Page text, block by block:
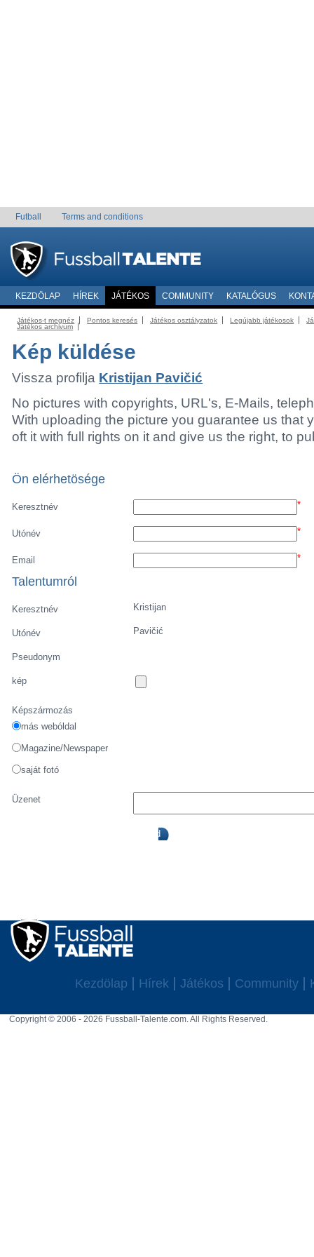
Futball Terms and conditions
KEZDÖLAP HÍREK JÁTÉKOS COMMUNITY KATALÓGUS
Játékos-t megnéz Pontos keresés Játékos osztályzatok Legújabb játékosok
Játékos archivum
Kép küldése
Vissza profilja Kristijan Pavičić
No pictures with copyrights, URL's, E-Mails,
With uploading the picture you guarantee us that
oft it with full rights on it and give us the right, to
Ön elérhetösége
Keresztnév *
Utónév *
Email *
Talentumról
Keresztnév Kristijan
Utónév Pavičić
Pseudonym
kép
Képszármozás
más webóldal
Magazine/Newspaper
saját fotó
Üzenet
Kezdölap Hírek Játékos Community
Copyright © 2006 - 2026 Fussball-Talente.com. All Rights Reserved.